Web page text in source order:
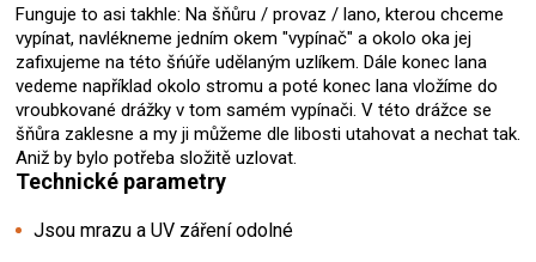
Funguje to asi takhle: Na šňůru / provaz / lano, kterou chceme
vypínat, navlékneme jedním okem "vypínač" a okolo oka jej
zafixujeme na této šńúře udělaným uzlíkem. Dále konec lana
vedeme například okolo stromu a poté konec lana vložíme do
vroubkované drážky v tom samém vypínači. V této drážce se
šňůra zaklesne a my ji můžeme dle libosti utahovat a nechat tak.
Aniž by bylo potřeba složitě uzlovat.
Technické parametry
Jsou mrazu a UV záření odolné